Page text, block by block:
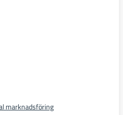
marknadsföring